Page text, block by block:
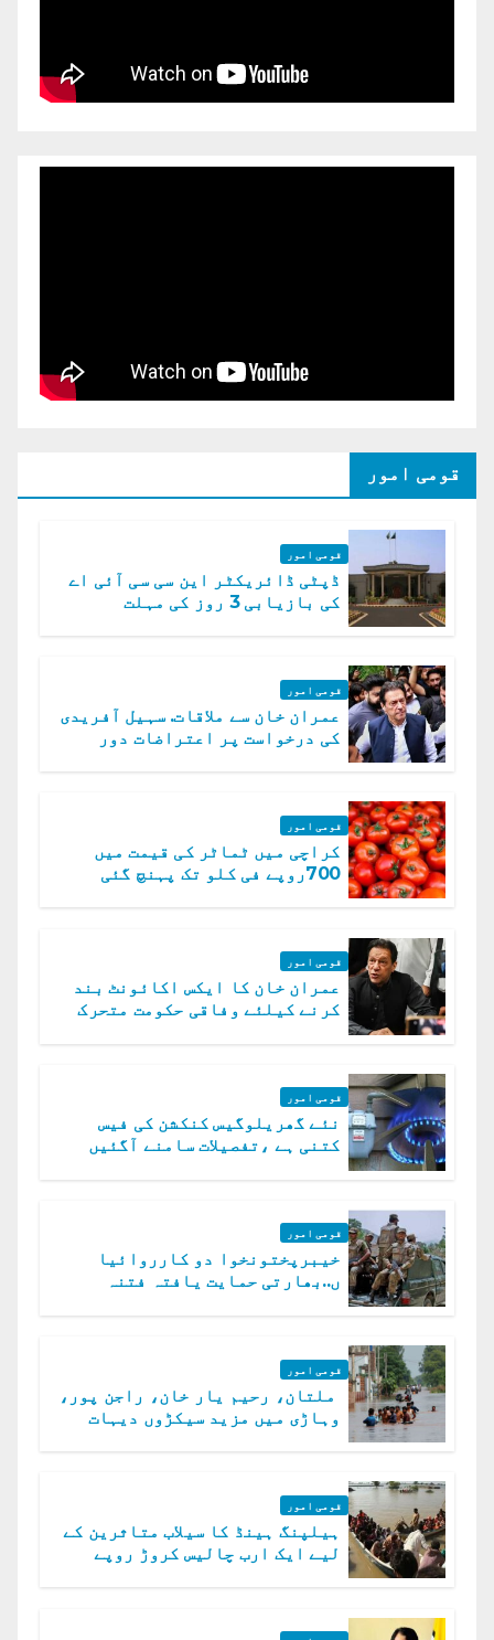
قومی امور
قومی امور
ڈپٹی ڈائریکٹر این سی سی آئی اے
کی بازیابی 3 روز کی مہلت
قومی امور
عمران خان سے ملاقات. سہیل آفریدی
کی درخواست پر اعتراضات دور
قومی امور
کراچی میں ٹماٹر کی قیمت میں
700روپے فی کلو تک پہنچ گئی
قومی امور
عمران خان کا ایکس اکائونٹ بند
کرنے کیلئے وفاقی حکومت متحرک
قومی امور
نئے گھریلوگیس کنکشن کی فیس
کتنی ہے ،تفصیلات سامنے آگئیں
قومی امور
خیبرپختونخوا دو کارروائیا
ں..بھارتی حمایت یافتہ فتنہ
قومی امور
ملتان، رحیم یار خان، راجن پور،
وہاڑی میں مزید سیکڑوں دیہات
قومی امور
ہیلپنگ ہینڈ کا سیلاب متاثرین کے
لیے ایک ارب چالیس کروڑ روپے